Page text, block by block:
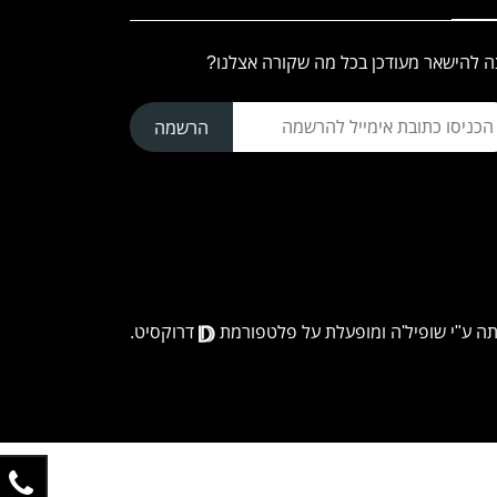
להישאר מעודכן בכל מה שקורה אצלנו?
הרשמה
ע"י שופיל'ה ומופעלת על פלטפורמת דרוקסיט.